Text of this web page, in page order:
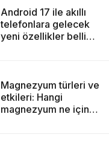
Android 17 ile akıllı
telefonlara gelecek
yeni özellikler belli
Magnezyum türleri ve
etkileri: Hangi
magnezyum ne için